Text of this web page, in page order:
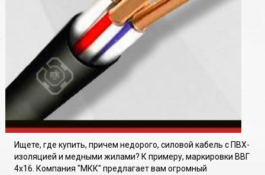
Ищете, где купить, причем недорого, силовой кабель с ПВХ-
изоляцией и медными жилами? К примеру, маркировки ВВГ
4х16. Компания "МКК" предлагает вам огромный